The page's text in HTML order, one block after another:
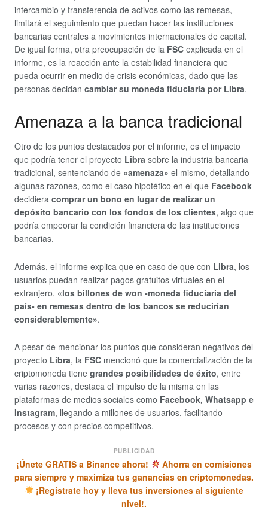
intercambio y transferencia de activos como las remesas,
limitará el seguimiento que puedan hacer las instituciones
bancarias centrales a movimientos internacionales de capital.
De igual forma, otra preocupación de la FSC explicada en el
informe, es la reacción ante la estabilidad financiera que
pueda ocurrir en medio de crisis económicas, dado que las
personas decidan cambiar su moneda fiduciaria por Libra.
Amenaza a la banca tradicional
Otro de los puntos destacados por el informe, es el impacto
que podría tener el proyecto Libra sobre la industria bancaria
tradicional, sentenciando de «amenaza» el mismo, detallando
algunas razones, como el caso hipotético en el que Facebook
decidiera comprar un bono en lugar de realizar un
depósito bancario con los fondos de los clientes, algo que
podría empeorar la condición financiera de las instituciones
bancarias.
Además, el informe explica que en caso de que con Libra, los
usuarios puedan realizar pagos gratuitos virtuales en el
extranjero, «los billones de won -moneda fiduciaria del
país- en remesas dentro de los bancos se reducirían
considerablemente».
A pesar de mencionar los puntos que consideran negativos del
proyecto Libra, la FSC mencionó que la comercialización de la
criptomoneda tiene grandes posibilidades de éxito, entre
varias razones, destaca el impulso de la misma en las
plataformas de medios sociales como Facebook, Whatsapp e
Instagram, llegando a millones de usuarios, facilitando
procesos y con precios competitivos.
PUBLICIDAD
¡Únete GRATIS a Binance ahora!
Ahorra en comisiones
para siempre y maximiza tus ganancias en criptomonedas.
¡Regístrate hoy y lleva tus inversiones al siguiente
nivel!.